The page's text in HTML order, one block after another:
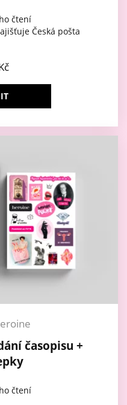
čtení
Česká pošta
časopisu +
čtení